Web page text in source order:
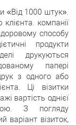
«Від 1000 штук».
компанії
способу
продукти
друкуються
папері
з одного або
Ці візитки
вартість однієї
З погляду
варіант візиток,